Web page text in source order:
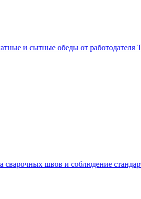
обеды от работодателя Требования: •
сварочных швов и соблюдение